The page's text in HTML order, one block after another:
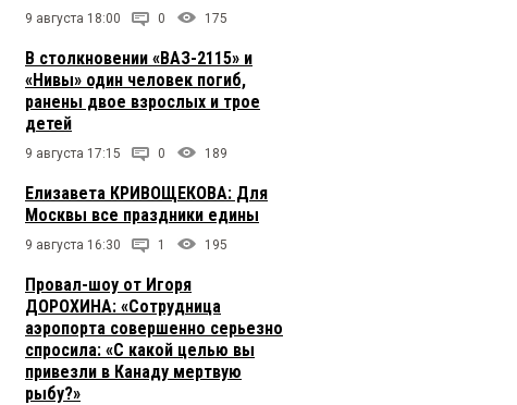
9 августа 18:00 0 175
В столкновении «ВАЗ-2115» и
«Нивы» один человек погиб,
ранены двое взрослых и трое
детей
9 августа 17:15 0 189
Елизавета КРИВОЩЕКОВА: Для
Москвы все праздники едины
9 августа 16:30 1 195
Провал-шоу от Игоря
ДОРОХИНА: «Сотрудница
аэропорта совершенно серьезно
спросила: «С какой целью вы
привезли в Канаду мертвую
рыбу?»